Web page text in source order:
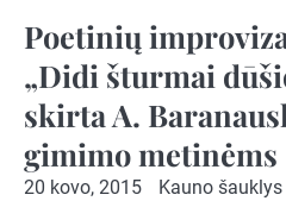
Poetinių
„Didi šturmai
skirta A.
gimimo metinėms
20 kovo, 2015 Kauno šauklys